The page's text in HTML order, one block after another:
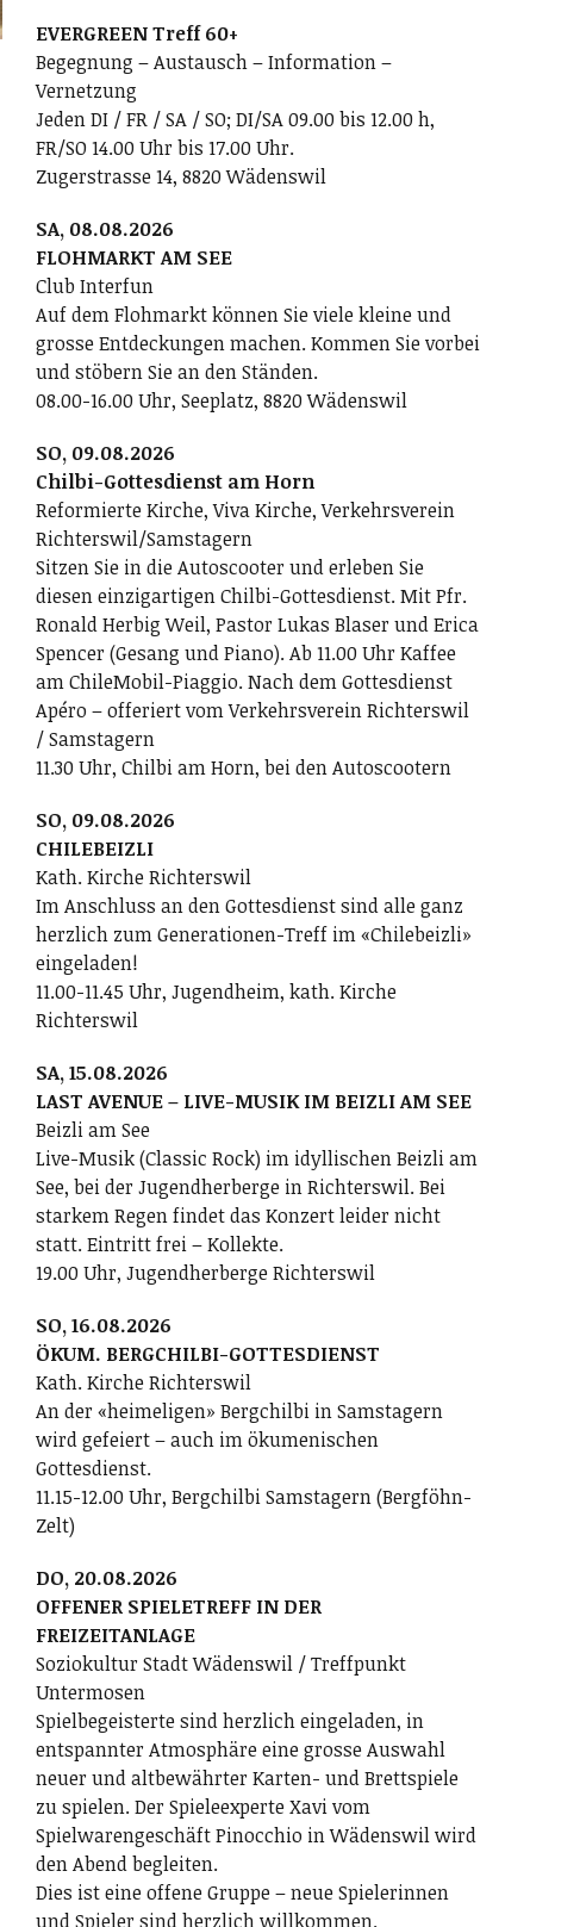
EVERGREEN Treff 60+
Begegnung – Austausch – Information –
Vernetzung
Jeden DI / FR / SA / SO; DI/SA 09.00 bis 12.00 h,
FR/SO 14.00 Uhr bis 17.00 Uhr.
Zugerstrasse 14, 8820 Wädenswil
SA, 08.08.2026
FLOHMARKT AM SEE
Club Interfun
Auf dem Flohmarkt können Sie viele kleine und
grosse Entdeckungen machen. Kommen Sie vorbei
und stöbern Sie an den Ständen.
08.00-16.00 Uhr, Seeplatz, 8820 Wädenswil
SO, 09.08.2026
Chilbi-Gottesdienst am Horn
Reformierte Kirche, Viva Kirche, Verkehrsverein
Richterswil/Samstagern
Sitzen Sie in die Autoscooter und erleben Sie
diesen einzigartigen Chilbi-Gottesdienst. Mit Pfr.
Ronald Herbig Weil, Pastor Lukas Blaser und Erica
Spencer (Gesang und Piano). Ab 11.00 Uhr Kaffee
am ChileMobil-Piaggio. Nach dem Gottesdienst
Apéro – offeriert vom Verkehrsverein Richterswil
/ Samstagern
11.30 Uhr, Chilbi am Horn, bei den Autoscootern
SO, 09.08.2026
CHILEBEIZLI
Kath. Kirche Richterswil
Im Anschluss an den Gottesdienst sind alle ganz
herzlich zum Generationen-Treff im «Chilebeizli»
eingeladen!
11.00-11.45 Uhr, Jugendheim, kath. Kirche
Richterswil
SA, 15.08.2026
LAST AVENUE – LIVE-MUSIK IM BEIZLI AM SEE
Beizli am See
Live-Musik (Classic Rock) im idyllischen Beizli am
See, bei der Jugendherberge in Richterswil. Bei
starkem Regen findet das Konzert leider nicht
statt. Eintritt frei – Kollekte.
19.00 Uhr, Jugendherberge Richterswil
SO, 16.08.2026
ÖKUM. BERGCHILBI-GOTTESDIENST
Kath. Kirche Richterswil
An der «heimeligen» Bergchilbi in Samstagern
wird gefeiert – auch im ökumenischen
Gottesdienst.
11.15-12.00 Uhr, Bergchilbi Samstagern (Bergföhn-
Zelt)
DO, 20.08.2026
OFFENER SPIELETREFF IN DER
FREIZEITANLAGE
Soziokultur Stadt Wädenswil / Treffpunkt
Untermosen
Spielbegeisterte sind herzlich eingeladen, in
entspannter Atmosphäre eine grosse Auswahl
neuer und altbewährter Karten- und Brettspiele
zu spielen. Der Spieleexperte Xavi vom
Spielwarengeschäft Pinocchio in Wädenswil wird
den Abend begleiten.
Dies ist eine offene Gruppe – neue Spielerinnen
und Spieler sind herzlich willkommen.